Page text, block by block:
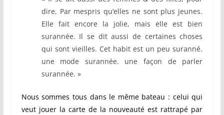
dire, Par mespris qu’elles ne sont plus jeunes.
Elle fait encore la jolie, mais elle est bien
surannée. Il se dit aussi de certaines choses
qui sont vieilles. Cet habit est un peu suranné.
une mode surannée. une façon de parler
surannée. »
Nous sommes tous dans le même bateau : celui qui
veut jouer la carte de la nouveauté est rattrapé par